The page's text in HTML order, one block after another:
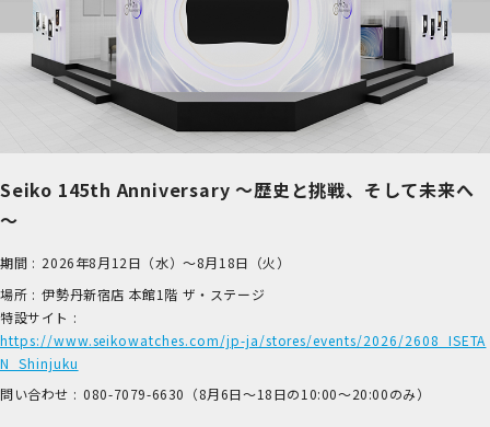
Seiko 145th Anniversary ～歴史と挑戦、そして未来へ
～
期間 : 2026年8月12日（水）～8月18日（火）
場所 : 伊​勢丹新宿店 本​館1階 ザ​・ステージ
特設サイト :
https://www.seikowatches.com/jp-ja/stores/events/2026/2608_ISETA
N_Shinjuku
問い合わせ : 0​80-7​079-6​630（8月6日～18日の1​0:00～2​0:00のみ）